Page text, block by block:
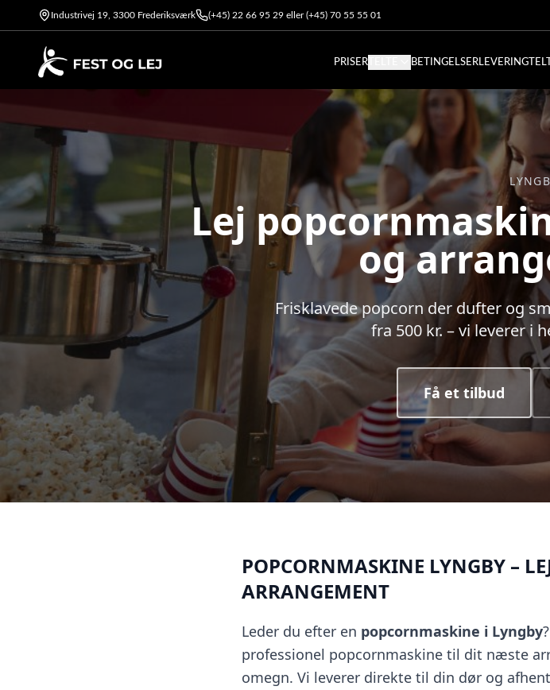
Industrivej 19, 3300 Frederiksværk (+45) 22 66 95 29 eller (+45) 70 55 55 01
PRISER BETINGELSER LEVERING
Lej
og
Frisklavede popcorn der dufter og
fra 500 kr. – vi leverer i
Få et tilbud
POPCORNMASKINE LYNGBY –
ARRANGEMENT
Leder du efter en popcornmaskine i Lyngby
professionel popcornmaskine til dit næste
omegn. Vi leverer direkte til din dør og